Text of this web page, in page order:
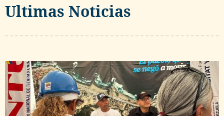
Ultimas Noticias